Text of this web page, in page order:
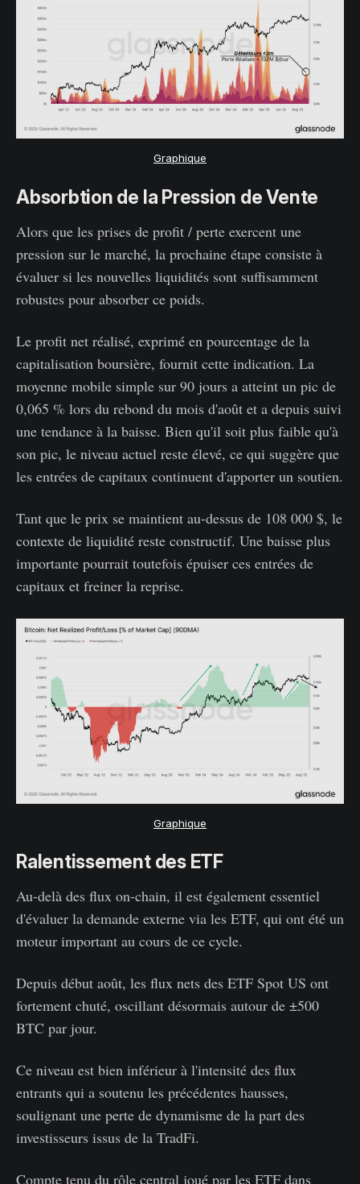
Graphique
Absorbtion de la Pression de Vente
Alors que les prises de profit / perte exercent une
pression sur le marché, la prochaine étape consiste à
évaluer si les nouvelles liquidités sont suffisamment
robustes pour absorber ce poids.
Le profit net réalisé, exprimé en pourcentage de la
capitalisation boursière, fournit cette indication. La
moyenne mobile simple sur 90 jours a atteint un pic de
0,065 % lors du rebond du mois d'août et a depuis suivi
une tendance à la baisse. Bien qu'il soit plus faible qu'à
son pic, le niveau actuel reste élevé, ce qui suggère que
les entrées de capitaux continuent d'apporter un soutien.
Tant que le prix se maintient au-dessus de 108 000 $, le
contexte de liquidité reste constructif. Une baisse plus
importante pourrait toutefois épuiser ces entrées de
capitaux et freiner la reprise.
Graphique
Ralentissement des ETF
Au-delà des flux on-chain, il est également essentiel
d'évaluer la demande externe via les ETF, qui ont été un
moteur important au cours de ce cycle.
Depuis début août, les flux nets des ETF Spot US ont
fortement chuté, oscillant désormais autour de ±500
BTC par jour.
Ce niveau est bien inférieur à l'intensité des flux
entrants qui a soutenu les précédentes hausses,
soulignant une perte de dynamisme de la part des
investisseurs issus de la TradFi.
Compte tenu du rôle central joué par les ETF dans